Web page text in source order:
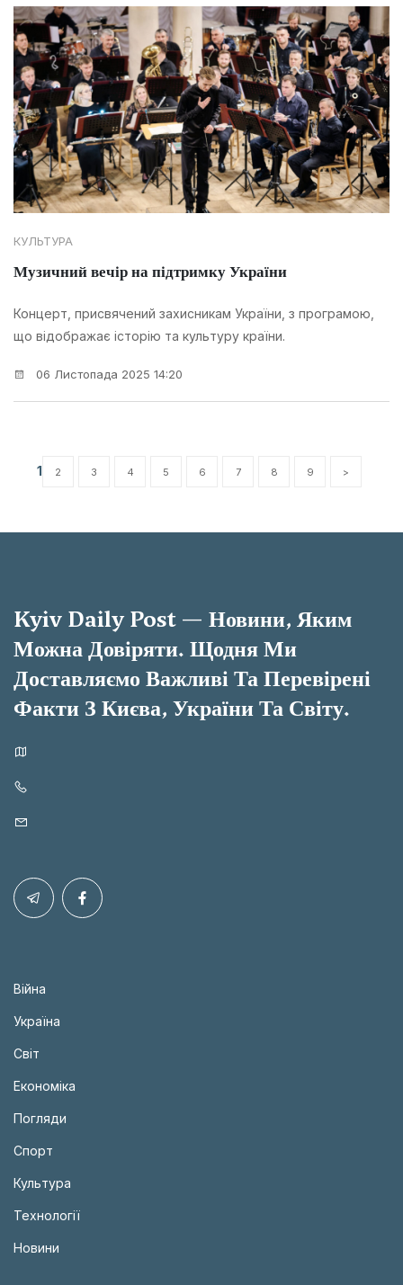
КУЛЬТУРА
Музичний вечір на підтримку України
Концерт, присвячений захисникам України, з програмою,
що відображає історію та культуру країни.
06 Листопада 2025 14:20
1 2 3 4 5 6 7 8 9 >
Kyiv Daily Post — Новини, Яким
Можна Довіряти. Щодня Ми
Доставляємо Важливі Та Перевірені
Факти З Києва, України Та Світу.
Війна
Україна
Світ
Економіка
Погляди
Спорт
Культура
Технології
Новини